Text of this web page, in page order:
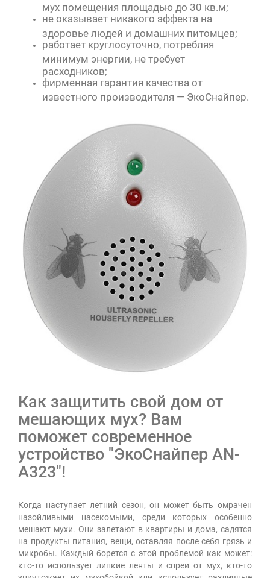
мух помещения площадью до 30 кв.м;
не оказывает никакого эффекта на
здоровье людей и домашних питомцев;
работает круглосуточно, потребляя
минимум энергии, не требует
расходников;
фирменная гарантия качества от
известного производителя — ЭкоСнайпер.
Как защитить свой дом от
мешающих мух? Вам
поможет современное
устройство "ЭкоСнайпер AN-
A323"!
Когда наступает летний сезон, он может быть омрачен
назойливыми насекомыми, среди которых особенно
мешают мухи. Они залетают в квартиры и дома, садятся
на продукты питания, вещи, оставляя после себя грязь и
микробы. Каждый борется с этой проблемой как может:
кто-то использует липкие ленты и спреи от мух, кто-то